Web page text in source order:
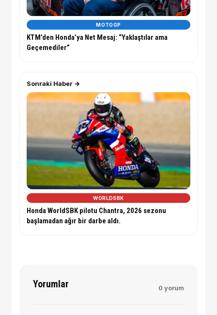
MOTOGP
KTM’den Honda’ya Net Mesaj: “Yaklaştılar ama
Geçemediler”
Sonraki Haber →
WORLDSBK
Honda WorldSBK pilotu Chantra, 2026 sezonu
başlamadan ağır bir darbe aldı.
Yorumlar 0 yorum